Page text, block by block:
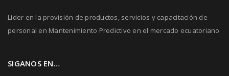
Líder en la provisión de productos, servicios y capacitación de
personal en Mantenimiento Predictivo en el mercado ecuatoriano
SIGANOS EN…